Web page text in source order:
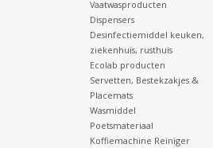
Vaatwasproducten
Dispensers
Desinfectiemiddel keuken,
ziekenhuis, rusthuis
Ecolab producten
Servetten, Bestekzakjes &
Placemats
Wasmiddel
Poetsmateriaal
Koffiemachine Reiniger